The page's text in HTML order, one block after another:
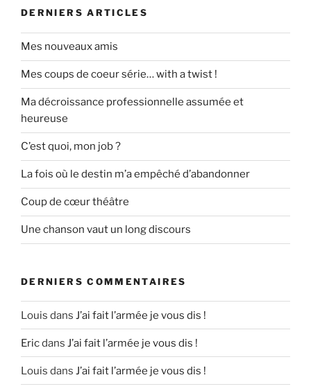
DERNIERS ARTICLES
Mes nouveaux amis
Mes coups de coeur série… with a twist !
Ma décroissance professionnelle assumée et
heureuse
C’est quoi, mon job ?
La fois où le destin m’a empêché d’abandonner
Coup de cœur théâtre
Une chanson vaut un long discours
DERNIERS COMMENTAIRES
Louis dans J’ai fait l’armée je vous dis !
Ericdans J’ai fait l’armée je vous dis !
Louis dans J’ai fait l’armée je vous dis !